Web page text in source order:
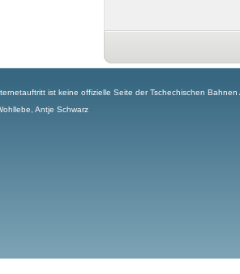
ist keine offizielle Seite der Tschechischen
Antje Schwarz